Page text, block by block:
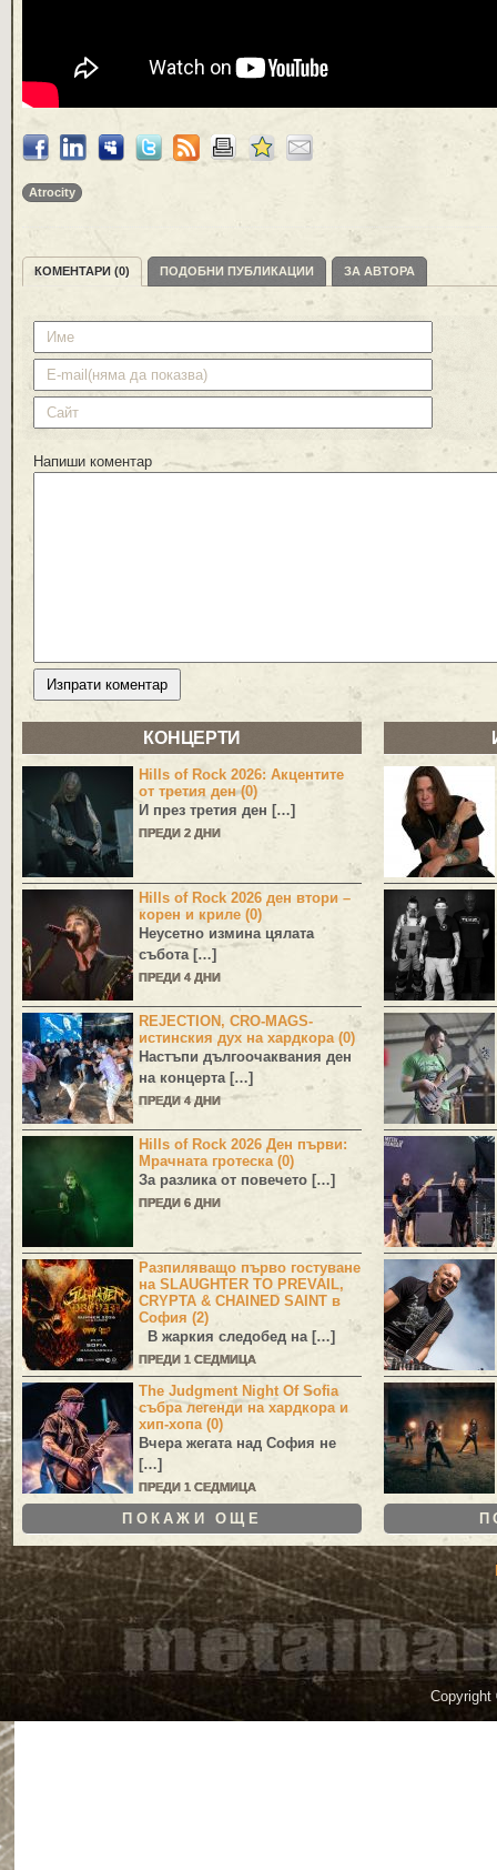
Atrocity
КОМЕНТАРИ (0) ПОДОБНИ ПУБЛИКАЦИИ ЗА АВТОРА
Напиши коментар
КОНЦЕРТИ
Hills of Rock 2026: Акцентите
от третия ден (0)
И през третия ден […]
ПРЕДИ 2 ДНИ
Hills of Rock 2026 ден втори –
корен и криле (0)
Неусетно измина цялата
събота […]
ПРЕДИ 4 ДНИ
REJECTION, CRO-MAGS-
истинския дух на хардкора (0)
Настъпи дългоочаквания ден
на концерта […]
ПРЕДИ 4 ДНИ
Hills of Rock 2026 Ден първи:
Мрачната гротеска (0)
За разлика от повечето […]
ПРЕДИ 6 ДНИ
Разпиляващо първо гостуване
на SLAUGHTER TO PREVAIL,
CRYPTA & CHAINED SAINT в
София (2)
В жаркия следобед на […]
ПРЕДИ 1 СЕДМИЦА
The Judgment Night Of Sofia
събра легенди на хардкора и
хип-хопа (0)
Вчера жегата над София не
[…]
ПРЕДИ 1 СЕДМИЦА
ПОКАЖИ ОЩЕ